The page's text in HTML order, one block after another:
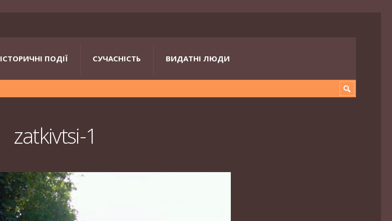
ІСТОРИЧНІ ПОДІЇ СУЧАСНІСТЬ ВИДАТНІ ЛЮДИ
zatkivtsi-1